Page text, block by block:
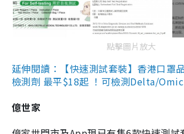
點擊圖片放大
延伸閱讀：【快速測試套裝】香港口罩
檢測劑 最平$18起 ！可檢測Delta/
億世家